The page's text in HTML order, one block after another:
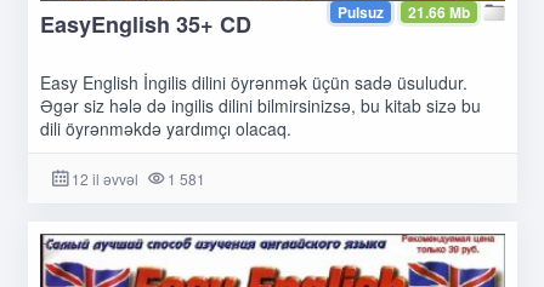
21.66 Mb
Pulsuz
EasyEnglish 35+ CD
Easy English İngilis dilini öyrənmək üçün sadə üsuludur.
Əgər siz hələ də ingilis dilini bilmirsinizsə, bu kitab sizə bu
dili öyrənməkdə yardımçı olacaq.
12 il əvvəl 1 581